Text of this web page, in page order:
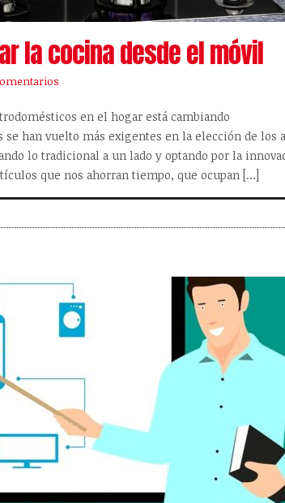
la cocina desde el móvil
en el hogar está cambiando
se han vuelto más exigentes en la elección de los
lo tradicional a un lado y optando por la
que nos ahorran tiempo, que ocupan […]